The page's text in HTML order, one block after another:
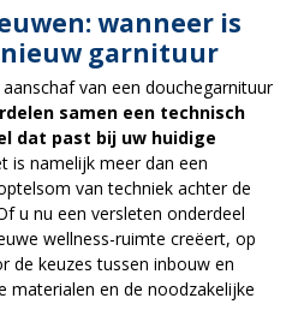
wanneer is
garnituur
van een douchegarnituur
samen een technisch
dat past bij uw huidige
is namelijk meer dan een
van techniek achter de
u nu een versleten onderdeel
wellness-ruimte creëert, op
de keuzes tussen inbouw en
materialen en de noodzakelijke